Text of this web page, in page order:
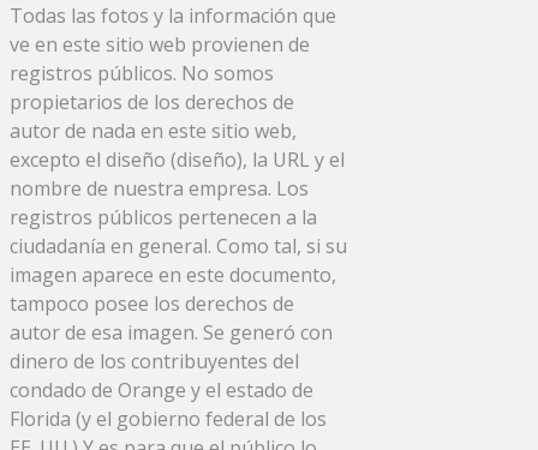
Todas las fotos y la información que
ve en este sitio web provienen de
registros públicos. No somos
propietarios de los derechos de
autor de nada en este sitio web,
excepto el diseño (diseño), la URL y el
nombre de nuestra empresa. Los
registros públicos pertenecen a la
ciudadanía en general. Como tal, si su
imagen aparece en este documento,
tampoco posee los derechos de
autor de esa imagen. Se generó con
dinero de los contribuyentes del
condado de Orange y el estado de
Florida (y el gobierno federal de los